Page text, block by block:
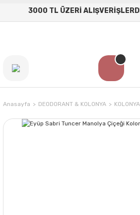
3000 TL ÜZERİ
Anasayfa DEODORANT & KOLONYA KOLONYA